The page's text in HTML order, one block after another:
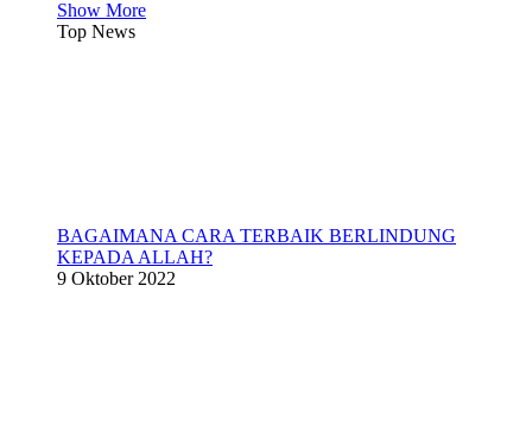
Show More
Top News
BAGAIMANA CARA TERBAIK BERLINDUNG
KEPADA ALLAH?
9 Oktober 2022